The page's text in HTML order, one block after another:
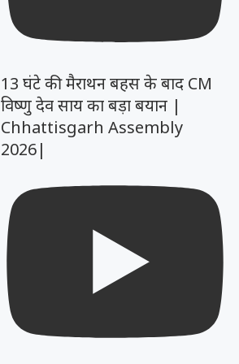
13 घंटे की मैराथन बहस के बाद CM
विष्णु देव साय का बड़ा बयान |
Chhattisgarh Assembly
2026|